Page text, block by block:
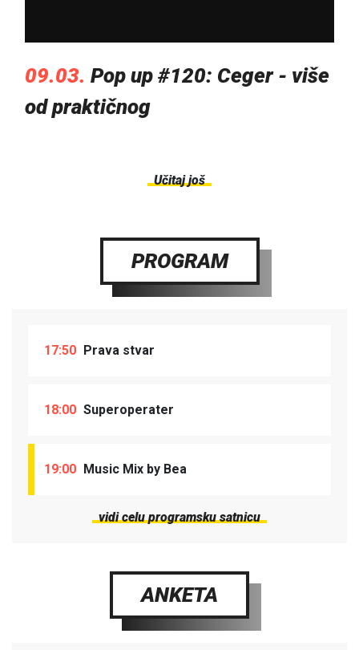
09.03. Pop up #120: Ceger - više
od praktičnog
Učitaj još
PROGRAM
17:50 Prava stvar
18:00 Superoperater
19:00 Music Mix by Bea
vidi celu programsku satnicu
ANKETA